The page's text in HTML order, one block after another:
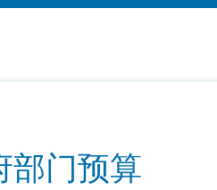
部门预算